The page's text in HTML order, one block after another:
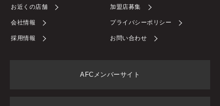
お近くの店舗 加盟店募集
会社情報 プライバシーポリシー
採用情報 お問い合わせ
AFCメンバーサイト